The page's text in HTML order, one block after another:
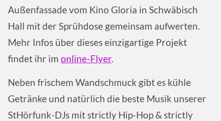
Außenfassade vom Kino Gloria in Schwäbisch
Hall mit der Sprühdose gemeinsam aufwerten.
Mehr Infos über dieses einzigartige Projekt
findet ihr im online-Flyer.
Neben frischem Wandschmuck gibt es kühle
Getränke und natürlich die beste Musik unserer
StHörfunk-DJs mit strictly Hip-Hop & strictly